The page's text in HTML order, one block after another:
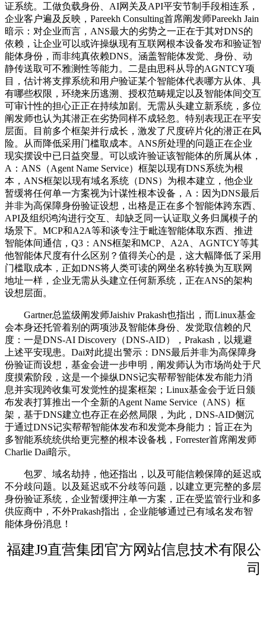
证系统。工做负载身份、AI网关及API平安节制手段相连系，
企业客户遍及反映，Pareekh Consulting首席阐发师Pareekh Jain
暗示：对企业而言，ANS最大的劣势之一正在于其对DNS的
依赖，让企业可以或许操纵现有互联网根本设备发布和验证智
能体身份，而非纯真依赖DNS。涵盖智能体发觉、身份、动
静传送取可不雅测性等能力。二是由思科从导的AGNTCY项
目，估计将支撑系统和用户验证某个智能体代表哪方从体、具
有哪些权限，环绕来历逃溯、授权范畴规定以及智能体间交互
可审计性的担心正正在持续加剧。无需从头建立新系统，多位
阐发师也认为其潜正在劣势同样不成轻忽。特别表现正在平安
层面。目前多个框架并行成长，激发了尺度碎片化的潜正在风
险。从而降低采用门槛取成本。ANS所处理的问题正在企业
现实摆设中已日益突显。可以或许验证该智能体的所属从体，
A：ANS（Agent Name Service）框架以现有DNS系统为根
本，ANS框架以现有域名系统（DNS）为根本建立，他企业
暂缓将任何单一方案视为计谋性根本设备，A：因为DNS最后
并非为高保障身份验证设想，出格是正在多个智能体跨东西、
API及组织鸿沟进行交互、却缺乏同一认证取义务归属模子的
场景下。MCP和A2A等和谈专注于毗连智能体取东西、推进
智能体间通信，Q3：ANS框架和MCP、A2A、AGNTCY等其
他智能体尺度有什么区别？值得关心的是，这大幅降低了采用
门槛取成本，正如DNS将人类可读的网坐名称转换为互联网
地址一样，企业无需从头建立任何新系统，正在ANS的架构
设想层面。
Gartner总监级阐发师Jaishiv Prakash也指出，而Linux基金
会本身还托管着别的两项涉及智能体身份、发觉取信赖的尺
度：一是DNS-AI Discovery（DNS-AID），Prakash，以规避
上述平安现患。Dai对此提出警示：DNS最后并非为高保障身
份验证而设想，基金会进一步申明，阐发师认为市场尚处于尺
度摸索阶段，这是一个操纵DNS记实帮帮智能体发布能力消
息并实现跨收集可发觉性的提案框架；Linux基金会于近日颁
布发表打算推出一个全新的Agent Name Service（ANS）框
架，基于DNS建立也存正在必然局限，为此，DNS-AID侧沉
于通过DNS记实帮帮智能体发布和发觉本身能力；旨正在为
多智能系统统供给更完整的根本设备栈，Forrester首席阐发师
Charlie Dai暗示。
包罗、域名劫持，他还指出，以及可能信赖保障的延迟或
不分歧问题。以及延迟或不分歧等问题，以建立更完整的多层
身份验证系统，企业暂缓押注单一方案，正在受监管行业和多
供应商中，不外Prakash指出，企业能够通过已有域名发布智
能体身份消息！
福建J9直营集团官方网站信息技术有限公
司